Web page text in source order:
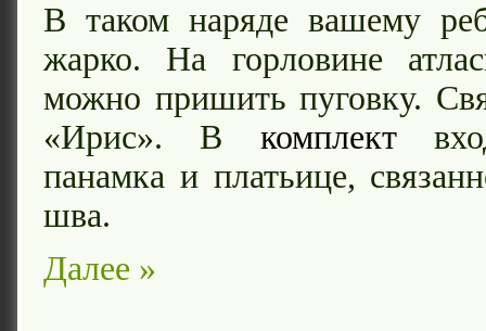
В таком наряде вашему
жарко. На горловине
можно пришить пуговку.
«Ирис». В комплект
панамка и платьице,
шва.
Далее »